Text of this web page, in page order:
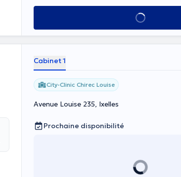
Voir tout
Cabinet 1
City-Clinic Chirec Louise
Avenue Louise 235, Ixelles
Prochaine disponibilité